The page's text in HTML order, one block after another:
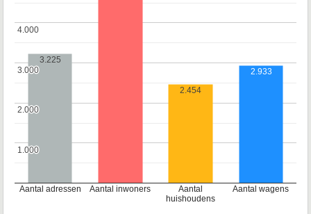
Aantal adressen Aantal inwoners
Aantal
huishoudens
Aantal wagens
1.000
1.000
2.000
2.000
3.000
3.000
4.000
4.000
3.225
2.454
2.933